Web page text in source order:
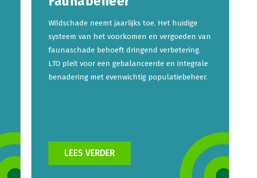
Wildschade neemt jaarlijks toe. Het huidige
systeem van het voorkomen en vergoeden van
faunaschade behoeft dringend verbetering.
LTO pleit voor een gebalanceerde en integrale
benadering met evenwichtig populatiebeheer.
LEES VERDER